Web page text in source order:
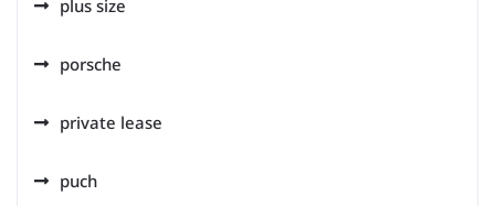
plus size
porsche
private lease
puch